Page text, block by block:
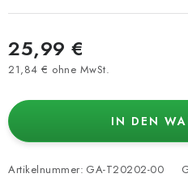
25,99 €
21,84 € ohne MwSt.
IN DEN
Artikelnummer: GA-T20202-00